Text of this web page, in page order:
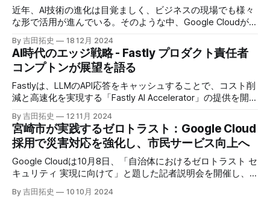
近年、AI技術の進化は目覚ましく、ビジネスの現場でも様々
な形で活用が進んでいる。そのような中、Google Cloudが新
たに発表したGoogle Agentspaceは、いま注目を集めるAIエ
ージェントがエンタープライズITを大きく変革する予兆と言
えるだろう。
By 吉田拓史 18 12月 2024
AI時代のエッジ戦略 - Fastly プロダクト責任者
コンプトンが展望を語る
Fastlyは、LLMのAPI応答をキャッシュすることで、コスト削
減と高速化を実現する「Fastly AI Accelerator」の提供を開始
した。キップ・コンプトン最高プロダクト責任者（CPO）
は、類似した質問への応答を再利用し、効率的な処理を可能
にすると説明した。さらに、コンプトンは、エッジコンピュ
ーティングの利点を活かしたパーソナライズや、エッジにお
けるGPUの経済性、セキュリティへの取り組みなど、Fastly
のAI戦略について語った。
By 吉田拓史 12 11月 2024
宮崎市が実践するゼロトラスト：Google Cloud
採用で災害対応を強化し、市民サービス向上へ
Google Cloudは10月8日、「自治体におけるゼロトラスト セ
キュリティ 実現に向けて」と題した記者説明会を開催し、
自治体向けにゼロトラストセキュリティ導入を支援するプロ
グラムを発表した。宮崎市の事例では、Google Workspace
By 吉田拓史 10 10月 2024